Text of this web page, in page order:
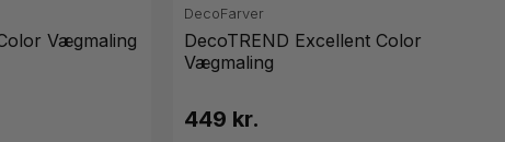
Vægmaling
DecoFarver
DecoTREND Excellent Color
Vægmaling
449 kr.